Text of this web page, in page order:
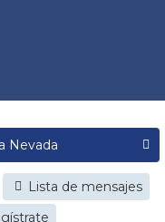
Lista de mensajes